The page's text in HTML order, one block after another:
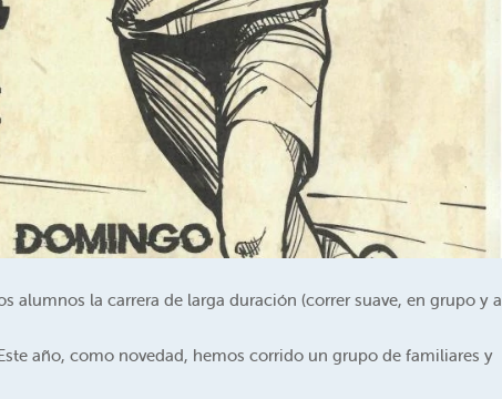
alumnos la carrera de larga duración (correr suave, en grupo y a
año, como novedad, hemos corrido un grupo de familiares y